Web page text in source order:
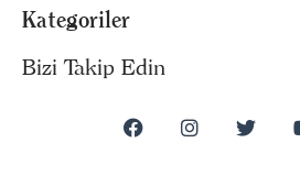
Kategoriler
Bizi Takip Edin